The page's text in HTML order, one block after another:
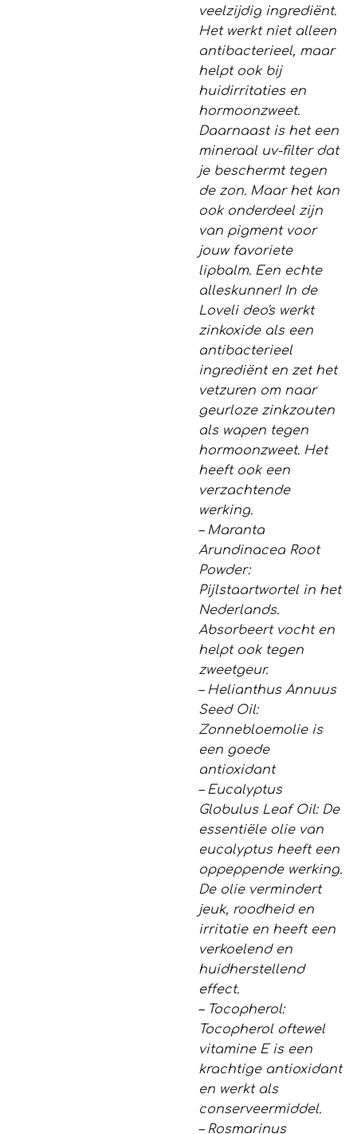
veelzijdig ingrediënt.
Het werkt niet alleen
antibacterieel, maar
helpt ook bij
huidirritaties en
hormoonzweet.
Daarnaast is het een
mineraal uv-filter dat
je beschermt tegen
de zon. Maar het kan
ook onderdeel zijn
van pigment voor
jouw favoriete
lipbalm. Een echte
alleskunner! In de
Loveli deo's werkt
zinkoxide als een
antibacterieel
ingrediënt en zet het
vetzuren om naar
geurloze zinkzouten
als wapen tegen
hormoonzweet. Het
heeft ook een
verzachtende
werking.
– Maranta
Arundinacea Root
Powder:
Pijlstaartwortel in het
Nederlands.
Absorbeert vocht en
helpt ook tegen
zweetgeur.
– Helianthus Annuus
Seed Oil:
Zonnebloemolie is
een goede
antioxidant
– Eucalyptus
Globulus Leaf Oil: De
essentiële olie van
eucalyptus heeft een
oppeppende werking.
De olie vermindert
jeuk, roodheid en
irritatie en heeft een
verkoelend en
huidherstellend
effect.
– Tocopherol:
Tocopherol oftewel
vitamine E is een
krachtige antioxidant
en werkt als
conserveermiddel.
– Rosmarinus